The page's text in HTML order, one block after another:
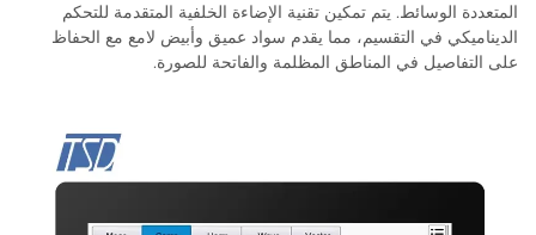
يتم تمكين تقنية الإضاءة الخلفية المتقدمة للتحكم
في التقسيم، مما يقدم سواد عميق وأبيض لامع مع الحفاظ
في المناطق المظلمة والفاتحة للصورة.